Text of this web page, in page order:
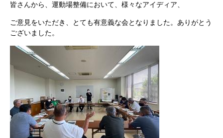
皆さんから、運動場整備において、様々なアイディア、
ご意見をいただき、とても有意義な会となりました。ありがとう
ございました。